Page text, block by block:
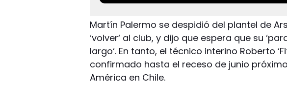
Martín Palermo se despidió del plantel de
‘volver‘ al club, y dijo que espera que su
largo‘. En tanto, el técnico interino Roberto
confirmado hasta el receso de junio
América en Chile.